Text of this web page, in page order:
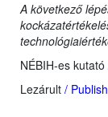
A következő
NÉBIH-es kutató
Lezárult /